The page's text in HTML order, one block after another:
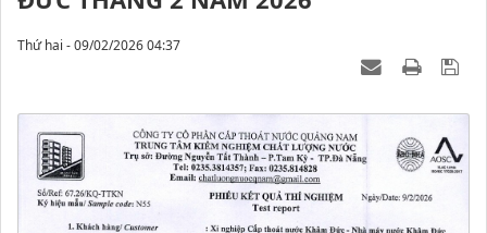
Thứ hai - 09/02/2026 04:37